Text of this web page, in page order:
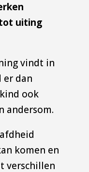
uiting
vindt in
er dan
ook
andersom.
komen en
verschillen